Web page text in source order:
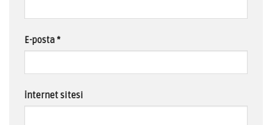
E-posta *
İnternet sitesi